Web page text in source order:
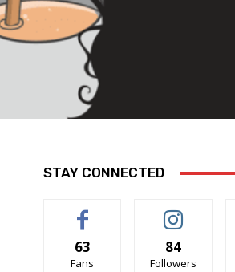
STAY CONNECTED
63
Fans
84
Followers